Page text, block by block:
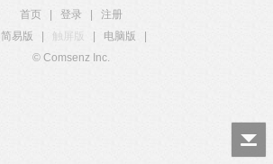
首页 登录
注册
简易版
触屏版 电脑版
© Comsenz Inc.